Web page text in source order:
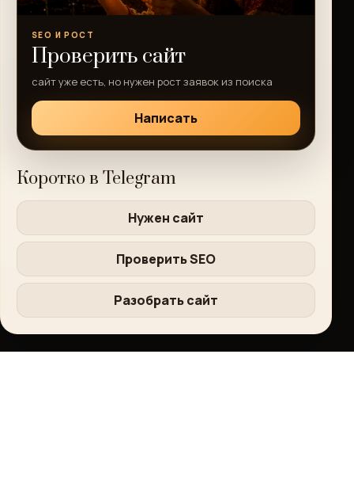
SEO И РОСТ
Проверить сайт
сайт уже есть, но нужен рост заявок из поиска
Написать
Коротко в Telegram
Нужен сайт
Проверить SEO
Разобрать сайт